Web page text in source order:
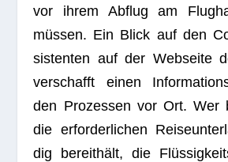
vor ihrem Abflug am
müs­sen. Ein Blick auf den
sis­ten­ten auf der Web­seite
ver­schafft einen
den Pro­zes­sen vor Ort. Wer
die erfor­der­li­chen
dig bereit­hält, die